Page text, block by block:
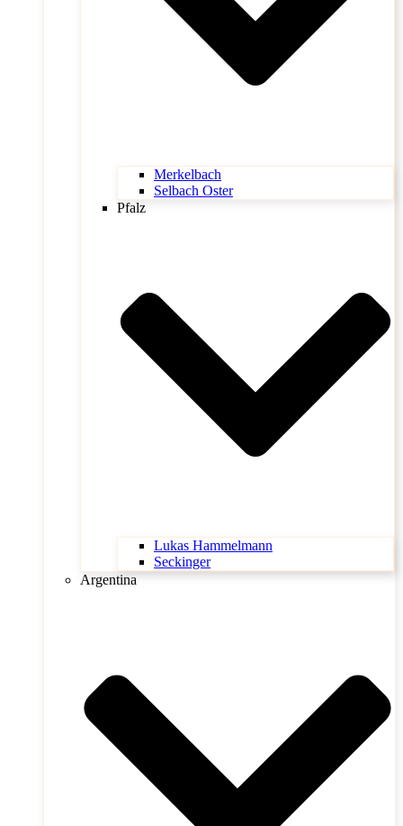
Merkelbach
Selbach Oster
Pfalz
Lukas Hammelmann
Seckinger
Argentina